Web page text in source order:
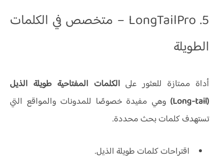
5. LongTailPro – متخصص في الكلمات
الطويلة
أداة ممتازة للعثور على الكلمات المفتاحية طويلة الذيل
(Long-tail)
وهي مفيدة خصوصًا للمدونات والمواقع التي
تستهدف كلمات بحث محددة.
اقتراحات كلمات طويلة الذيل.